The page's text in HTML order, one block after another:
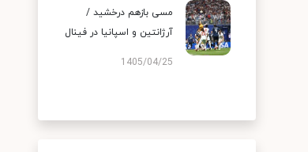
مسی بازهم درخشید /
آرژانتین و اسپانیا در فینال
1405/04/25